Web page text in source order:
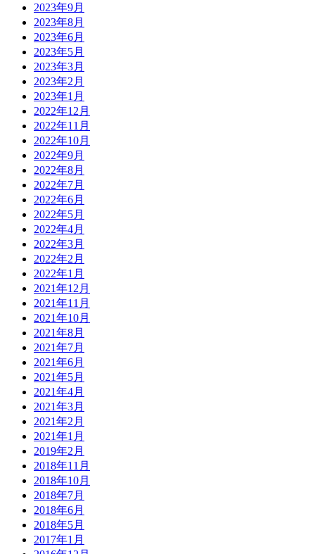
2023年9月
2023年8月
2023年6月
2023年5月
2023年3月
2023年2月
2023年1月
2022年12月
2022年11月
2022年10月
2022年9月
2022年8月
2022年7月
2022年6月
2022年5月
2022年4月
2022年3月
2022年2月
2022年1月
2021年12月
2021年11月
2021年10月
2021年8月
2021年7月
2021年6月
2021年5月
2021年4月
2021年3月
2021年2月
2021年1月
2019年2月
2018年11月
2018年10月
2018年7月
2018年6月
2018年5月
2017年1月